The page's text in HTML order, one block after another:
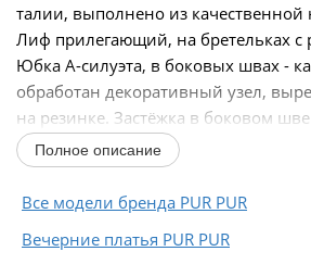
талии, выполнено из качественной
Лиф прилегающий, на бретельках с
Юбка А-силуэта, в боковых швах -
обработан декоративный узел,
на резинке. Застёжка в боковом шве
Полное описание
Все модели бренда PUR PUR
Вечерние платья PUR PUR